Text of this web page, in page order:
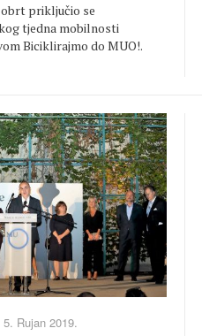
priključio se
tjedna mobilnosti
Biciklirajmo do MUO!.
5. Rujan 2019.